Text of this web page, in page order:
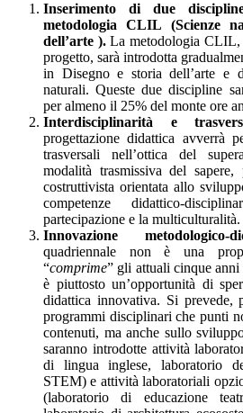
Inserimento di due
metodologia CLIL (Scienze
dell’arte ).La metodologia CLIL,
progetto, sarà introdotta
in Disegno e storia dell’arte e
naturali. Queste due discipline
per almeno il 25% del monte ore
Interdisciplinarità e
progettazione didattica avverrà
trasversali nell’ottica del
modalità trasmissiva del
costruttivista orientata allo
competenze didattico-
partecipazione e la multiculturalità.
Innovazione
quadriennale non è una
“comprime” gli attuali cinque
è piuttosto un’opportunità di
didattica innovativa. Si prevede,
programmi disciplinari che punti
contenuti, ma anche sullo
saranno introdotte attività
di lingua inglese, laboratorio
STEM) e attività laboratoriali
(laboratorio di educazione